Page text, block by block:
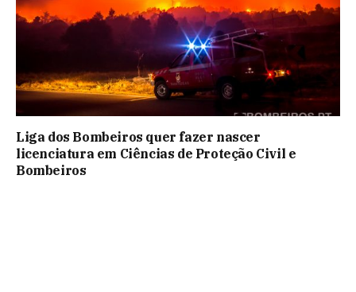
Liga dos Bombeiros quer fazer nascer
licenciatura em Ciências de Proteção Civil e
Bombeiros